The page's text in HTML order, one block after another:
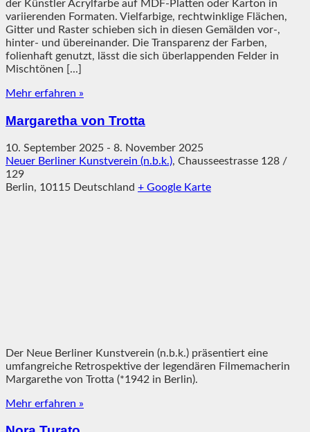
der Künstler Acrylfarbe auf MDF-Platten oder Karton in
variierenden Formaten. Vielfarbige, rechtwinklige Flächen,
Gitter und Raster schieben sich in diesen Gemälden vor-,
hinter- und übereinander. Die Transparenz der Farben,
folienhaft genutzt, lässt die sich überlappenden Felder in
Mischtönen [...]
Mehr erfahren »
Margaretha von Trotta
10. September 2025 - 8. November 2025
Neuer Berliner Kunstverein (n.b.k.), Chausseestrasse 128 /
129
Berlin, 10115 Deutschland + Google Karte
Der Neue Berliner Kunstverein (n.b.k.) präsentiert eine
umfangreiche Retrospektive der legendären Filmemacherin
Margarethe von Trotta (*1942 in Berlin).
Mehr erfahren »